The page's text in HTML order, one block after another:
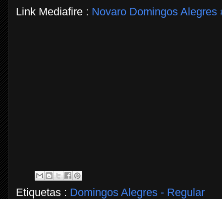
Link Mediafire : Novaro Domingos Alegres
Etiquetas : Domingos Alegres - Regular